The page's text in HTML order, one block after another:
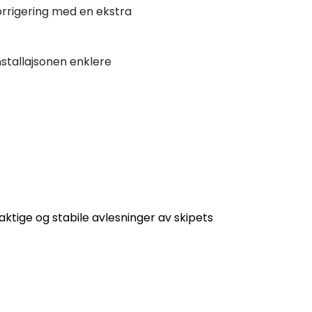
med en ekstra
enklere
og stabile avlesninger av skipets